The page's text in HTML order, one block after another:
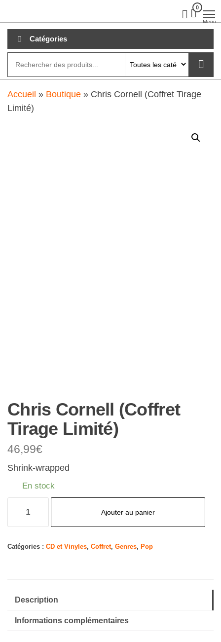
au
contenu
0
Menu
Catégories
Accueil » Boutique » Chris Cornell (Coffret Tirage
Limité)
Chris Cornell (Coffret
Tirage Limité)
46,99€
Shrink-wrapped
En stock
Cornell
Ajouter au panier
Catégories : CD et Vinyles, Coffret, Genres, Pop
Description
Informations complémentaires